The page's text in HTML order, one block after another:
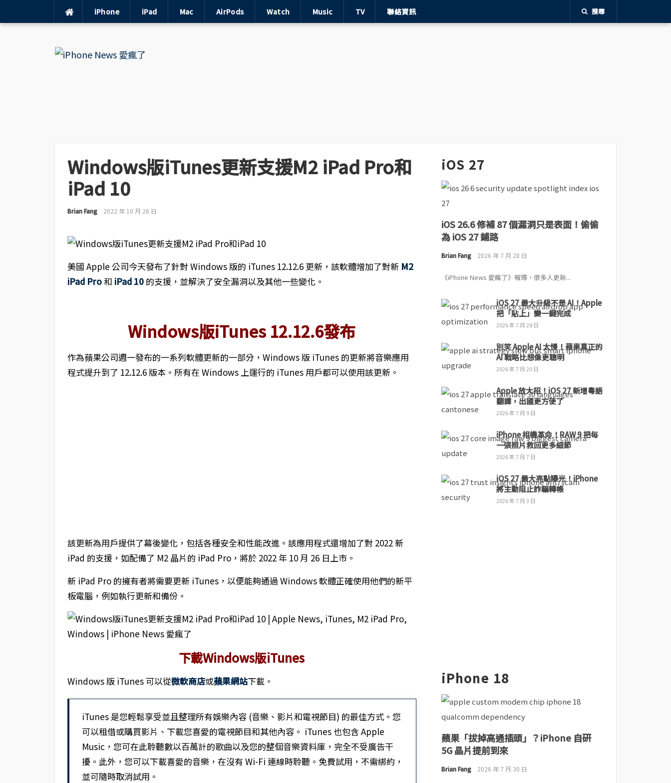
iPhone iPad Mac AirPods Watch Music TV 聯絡資訊 搜尋
Windows版iTunes更新支援M2 iPad Pro和
iPad 10
Brian Fang 2022 年 10 月 26 日
美國 Apple 公司今天發布了針對 Windows 版的 iTunes 12.12.6 更新，該軟體增加了對新 M2
iPad Pro和 iPad 10的支援，並解決了安全漏洞以及其他一些變化。
Windows版iTunes 12.12.6發布
作為蘋果公司週一發布的一系列軟體更新的一部分，Windows 版 iTunes 的更新將音樂應用
程式提升到了 12.12.6 版本。所有在 Windows 上運行的 iTunes 用戶都可以使用該更新。
該更新為用戶提供了幕後變化，包括各種安全和性能改進。該應用程式還增加了對 2022 新
iPad 的支援，如配備了 M2 晶片的 iPad Pro，將於 2022 年 10 月 26 日上市。
新 iPad Pro 的擁有者將需要更新 iTunes，以便能夠通過 Windows 軟體正確使用他們的新平
板電腦，例如執行更新和備份。
下載Windows版iTunes
Windows 版 iTunes 可以從微軟商店或蘋果網站下載。
iTunes 是您輕鬆享受並且整理所有娛樂內容 (音樂、影片和電視節目) 的最佳方式。您
可以租借或購買影片、下載您喜愛的電視節目和其他內容。 iTunes 也包含 Apple
Music，您可在此聆聽數以百萬計的歌曲以及您的整個音樂資料庫，完全不受廣告干
擾。此外，您可以下載喜愛的音樂，在沒有 Wi-Fi 連線時聆聽。免費試用，不需綁約，
並可隨時取消試用。
iOS 27
iOS 26.6 修補 87 個漏洞只是表面！偷偷
為 iOS 27 鋪路
Brian Fang 2026 年 7 月 28 日
《iPhone News 愛瘋了》報導，很多人更新...
iOS 27 最大升級不是 AI！Apple
把「貼上」變一鍵完成
2026 年 7 月 28 日
別笑 Apple AI 太慢！蘋果真正的
AI 戰略比想像更聰明
2026 年 7 月 20 日
Apple 放大招！iOS 27 新增粵語
翻譯，出國更方便了
2026 年 7 月 9 日
iPhone 相機革命！RAW 9 把每
一張照片救回更多細節
2026 年 7 月 7 日
iOS 27 最大亮點曝光！iPhone
將主動阻止詐騙轉帳
2026 年 7 月 3 日
iPhone 18
蘋果「拔掉高通插頭」？iPhone 自研
5G 晶片提前到來
Brian Fang 2026 年 7 月 30 日